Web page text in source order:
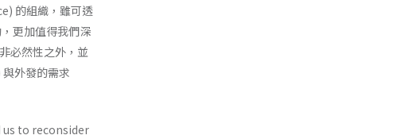
的組織，雖可透
更加值得我們深
必然性之外，並
外發的需求
to reconsider